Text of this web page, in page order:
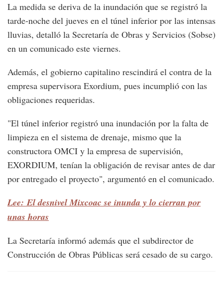
La medida se deriva de la inundación que se registró la
tarde-noche del jueves en el túnel inferior por las intensas
lluvias, detalló la Secretaría de Obras y Servicios (Sobse)
en un comunicado este viernes.
Además, el gobierno capitalino rescindirá el contra de la
empresa supervisora Exordium, pues incumplió con las
obligaciones requeridas.
"El túnel inferior registró una inundación por la falta de
limpieza en el sistema de drenaje, mismo que la
constructora OMCI y la empresa de supervisión,
EXORDIUM, tenían la obligación de revisar antes de dar
por entregado el proyecto", argumentó en el comunicado.
Lee: El desnivel Mixcoac se inunda y lo cierran por
unas horas
La Secretaría informó además que el subdirector de
Construcción de Obras Públicas será cesado de su cargo.